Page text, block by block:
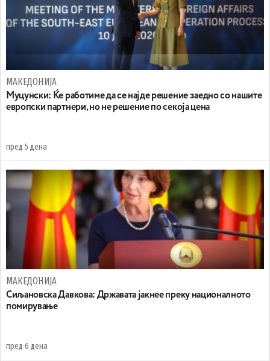
МАКЕДОНИЈА
Муцунски: Ќе работиме да се најде решение заедно со нашите
европски партнери, но не решение по секоја цена
пред 5 дена
МАКЕДОНИЈА
Сиљановска Давкова: Државата јакнее преку националното
помирување
пред 6 дена